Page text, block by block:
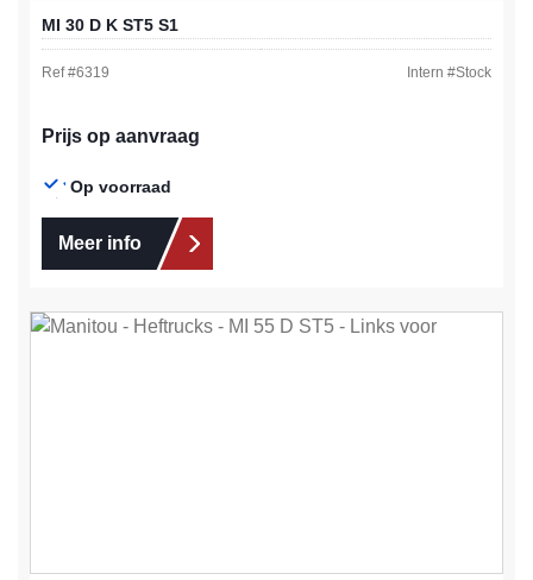
MI 30 D K ST5 S1
Ref #6319 Intern #Stock
Prijs op aanvraag
Op voorraad
Meer info